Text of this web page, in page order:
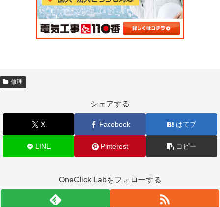
修理
シェアする
X Facebook はてブ
LINE Pinterest コピー
OneClick Labをフォローする